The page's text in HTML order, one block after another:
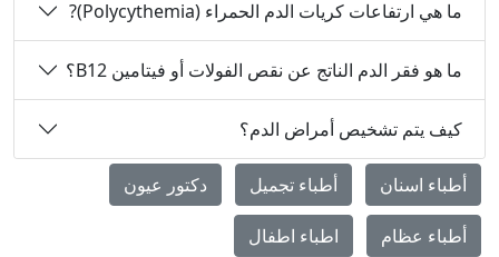
ما هي ارتفاعات كريات الدم الحمراء (Polycythemia)?
ما هو فقر الدم الناتج عن نقص الفولات أو فيتامين B12؟
كيف يتم تشخيص أمراض الدم؟
أطباء اسنان أطباء تجميل دكتور عيون
أطباء عظام اطباء اطفال